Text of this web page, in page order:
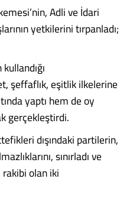
Adli ve İdari
yetkilerini tırpanladı;
şeffaflık, eşitlik ilkelerine
yaptı hem de oy
gerçekleştirdi.
dışındaki partilerin,
sınırladı ve
rakibi olan iki